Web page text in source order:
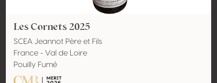
Les Cornets 2025
SCEA Jeannot Père et Fils
France - Val de Loire
Pouilly Fumé